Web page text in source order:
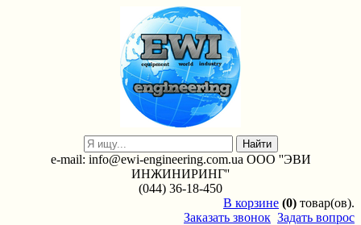
e-mail: info@ewi-engineering.com.ua ООО ''ЭВИ
ИНЖИНИРИНГ''
(044) 36-18-450
В корзине (0) товар(ов).
Заказать звонок Задать вопрос